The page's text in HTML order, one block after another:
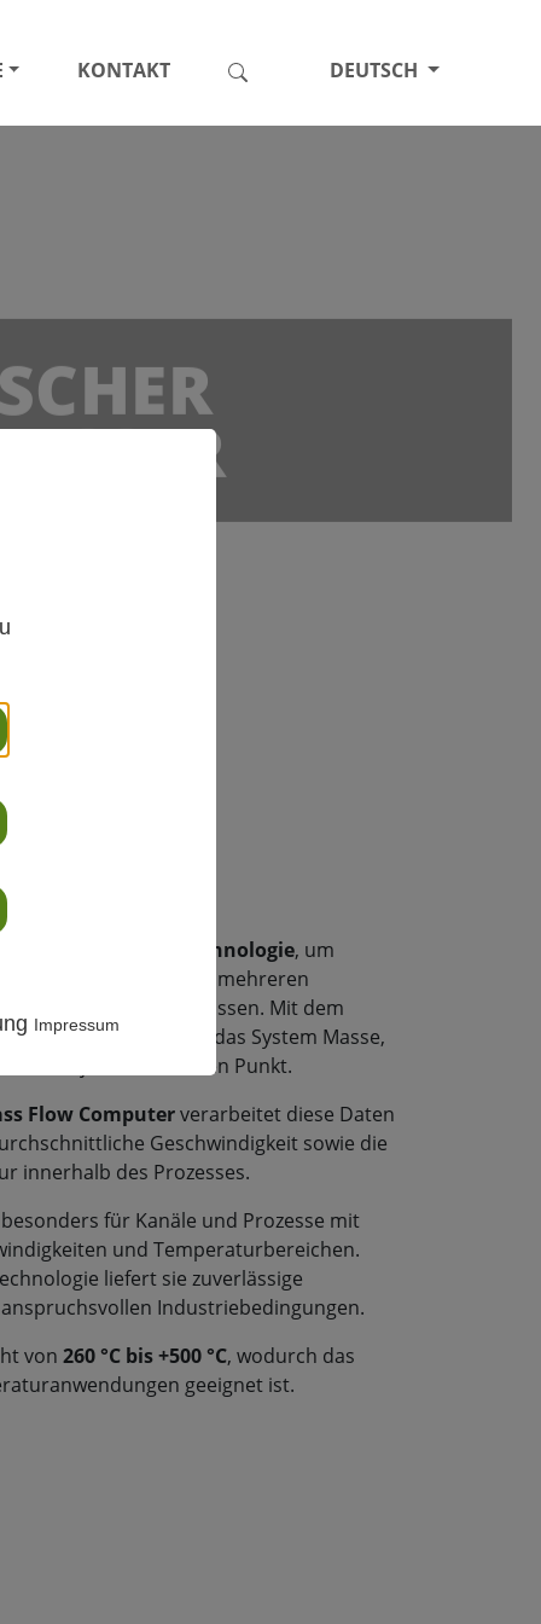
Impressum
KONTAKT DEUTSCH
B-Series-Technologie, um
gleichzeitig an mehreren
Messspanne zu erfassen. Mit dem
Sensorberechnet das System Masse,
an jedem einzelnen Punkt.
Flow Computerverarbeitet diese Daten
Geschwindigkeit sowie die
innerhalb des Prozesses.
für Kanäle und Prozesse mit
und Temperaturbereichen.
liefert sie zuverlässige
Industriebedingungen.
von 260 °C bis +500 °C, wodurch das
geeignet ist.